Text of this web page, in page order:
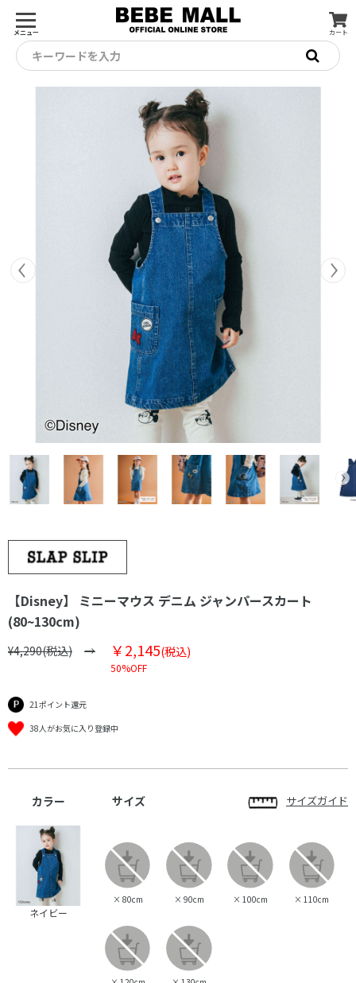
メニュー カート
キーワードを入力
【Disney】 ミニーマウス デニム ジャンパースカート
(80~130cm)
¥4,290(税込) ￥2,145(税込)
50%OFF
21ポイント還元
38人がお気に入り登録中
カラー サイズ サイズガイド
ネイビー
× 80cm × 90cm × 100cm × 110cm